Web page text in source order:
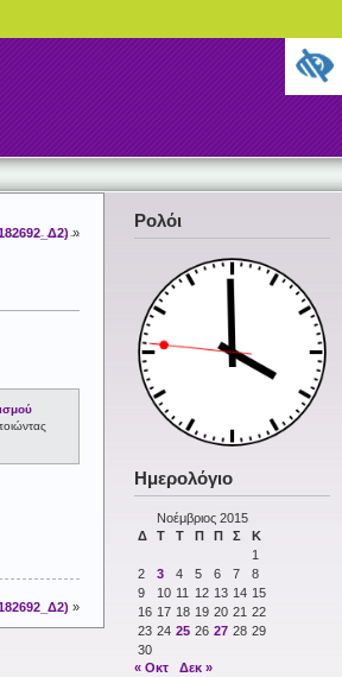
Ρολόι
Ημερολόγιο
Νοέμβριος 2015
Δ
Τ Τ Π Π Σ
Κ
1
2
3 4 5 6 7
8
9
10 11 12 13 14 15
16 17 18 19 20 21 22
23 24 25 26 27 28 29
30
« Οκτ
Δεκ »
»
»